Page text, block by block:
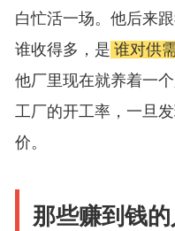
白忙活一场。他后来
谁收得多，是 谁对供
他厂里现在就养着一
工厂的开工率，一旦
价。
那些赚到钱